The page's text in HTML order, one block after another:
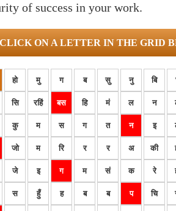
of success in your work.
CLICK ON A LETTER IN THE GRID
हो मु ग ब सु नु बि
सि रहिं बस हि मं ल न
कु म स ग त न इ
जो म रि र र अ की
जे इ ग म सं क रे
स हुँ ह ब ब प चि